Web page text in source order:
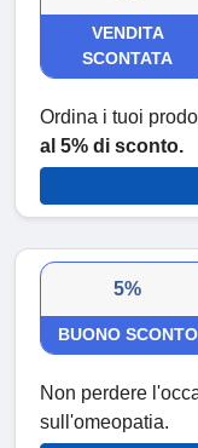
VENDITA
SCONTATA
Ordina i tuoi
al 5% di sconto.
5%
BUONO SCONTO
Non perdere
sull'omeopatia.